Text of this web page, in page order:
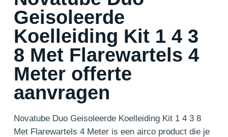
Geisoleerde
Koelleiding Kit 1 4 3
8 Met Flarewartels 4
Meter offerte
aanvragen
Novatube Duo Geisoleerde Koelleiding Kit 1 4 3 8
Met Flarewartels 4 Meter is een airco product die je